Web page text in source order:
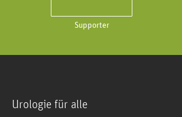
Supporter
Urologie für alle